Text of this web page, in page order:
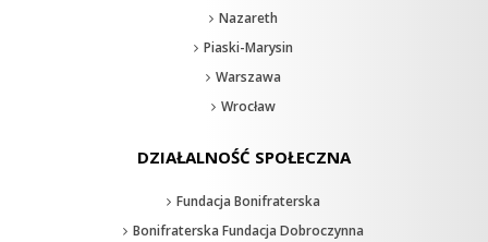
Nazareth
Piaski-Marysin
Warszawa
Wrocław
DZIAŁALNOŚĆ SPOŁECZNA
Fundacja Bonifraterska
Bonifraterska Fundacja Dobroczynna